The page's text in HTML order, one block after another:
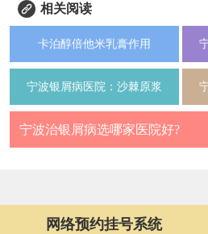
相关阅读
卡泊醇倍他米乳膏作用
宁波银屑病医院：沙棘原浆
宁波治银屑病选哪家医院好?
网络预约挂号系统